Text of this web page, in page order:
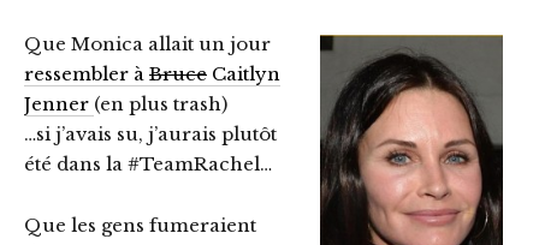
Que Monica allait un jour
ressembler à Bruce Caitlyn
Jenner (en plus trash)
…si j’avais su, j’aurais plutôt
été dans la #TeamRachel…
Que les gens fumeraient